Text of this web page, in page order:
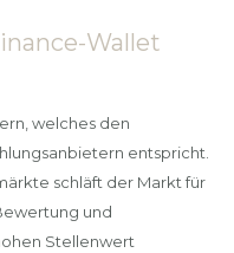
Wallet
welches den
entspricht.
schläft der Markt für
und
Stellenwert